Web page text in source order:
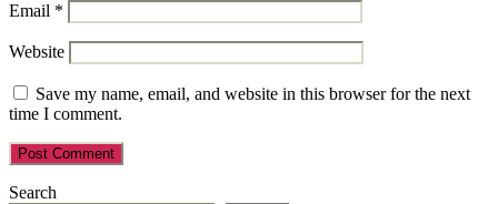
Email *
Website
Save my name, email, and website in this browser for the next
time I comment.
Search